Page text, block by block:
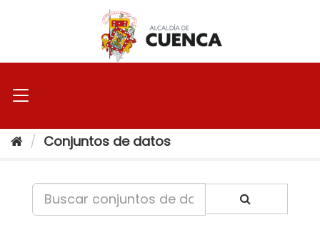
Conjuntos de datos